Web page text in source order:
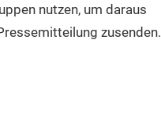
nutzen, um daraus
zusenden.